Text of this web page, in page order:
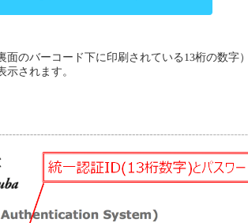
のバーコード下に印刷されている13桁の数字
されます。